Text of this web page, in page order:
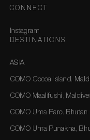
CONNECT
Instagram
DESTINATIONS
ASIA
COMO Cocoa Island,
COMO Maalifushi,
COMO Uma Paro, Bhutan
COMO Uma Punakha,